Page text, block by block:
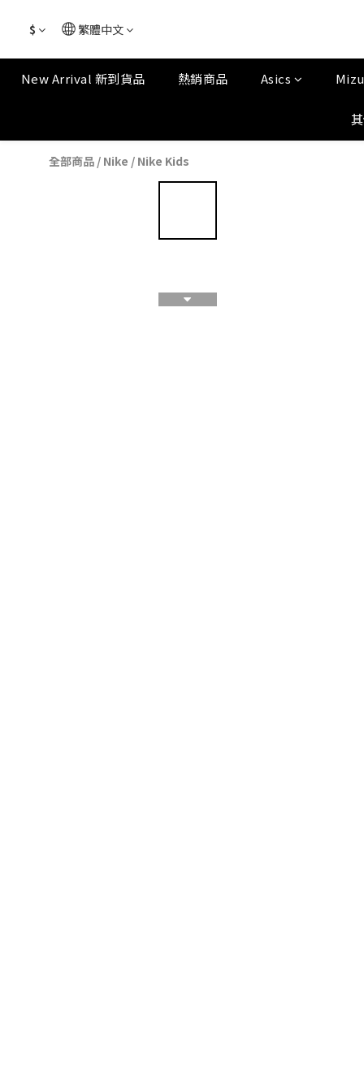
$ 繁體中文
New Arrival 新到貨品 熱銷商品 Asics
全部商品 / Nike / Nike Kids